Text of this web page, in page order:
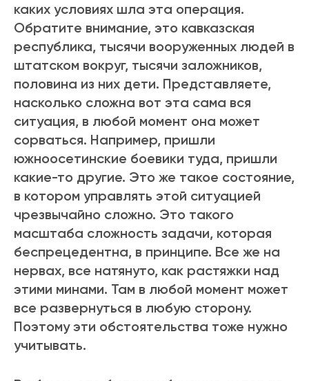
каких условиях шла эта операция.
Обратите внимание, это кавказская
республика, тысячи вооруженных людей в
штатском вокруг, тысячи заложников,
половина из них дети. Представляете,
насколько сложна вот эта сама вся
ситуация, в любой момент она может
сорваться. Например, пришли
южноосетинские боевики туда, пришли
какие-то другие. Это же такое состояние,
в котором управлять этой ситуацией
чрезвычайно сложно. Это такого
масштаба сложность задачи, которая
беспрецедентна, в принципе. Все же на
нервах, все натянуто, как растяжки над
этими минами. Там в любой момент может
все развернуться в любую сторону.
Поэтому эти обстоятельства тоже нужно
учитывать.